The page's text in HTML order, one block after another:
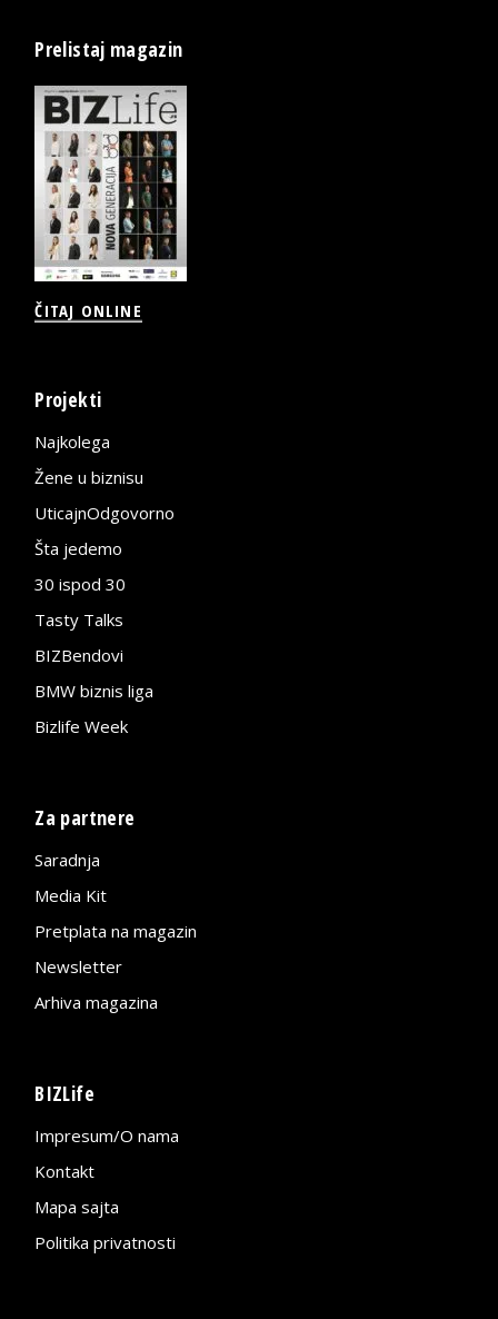
Prelistaj magazin
ČITAJ ONLINE
Projekti
Najkolega
Žene u biznisu
UticajnOdgovorno
Šta jedemo
30 ispod 30
Tasty Talks
BIZBendovi
BMW biznis liga
Bizlife Week
Za partnere
Saradnja
Media Kit
Pretplata na magazin
Newsletter
Arhiva magazina
BIZLife
Impresum/O nama
Kontakt
Mapa sajta
Politika privatnosti